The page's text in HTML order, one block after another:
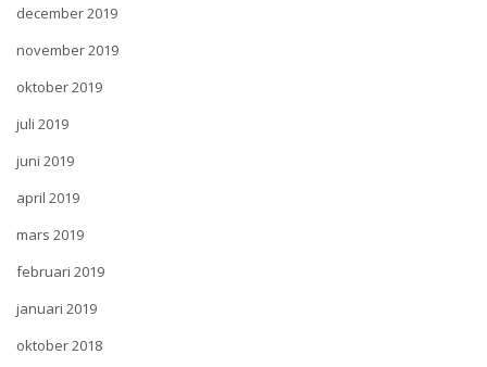
december 2019
november 2019
oktober 2019
juli 2019
juni 2019
april 2019
mars 2019
februari 2019
januari 2019
oktober 2018